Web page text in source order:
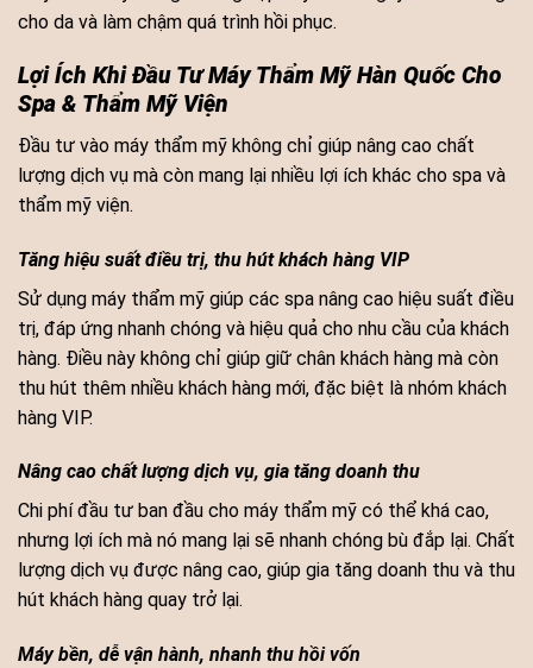
cho da và làm chậm quá trình hồi phục.
Lợi Ích Khi Đầu Tư Máy Thẩm Mỹ Hàn Quốc Cho
Spa & Thẩm Mỹ Viện
Đầu tư vào máy thẩm mỹ không chỉ giúp nâng cao chất
lượng dịch vụ mà còn mang lại nhiều lợi ích khác cho spa và
thẩm mỹ viện.
Tăng hiệu suất điều trị, thu hút khách hàng VIP
Sử dụng máy thẩm mỹ giúp các spa nâng cao hiệu suất điều
trị, đáp ứng nhanh chóng và hiệu quả cho nhu cầu của khách
hàng. Điều này không chỉ giúp giữ chân khách hàng mà còn
thu hút thêm nhiều khách hàng mới, đặc biệt là nhóm khách
hàng VIP.
Nâng cao chất lượng dịch vụ, gia tăng doanh thu
Chi phí đầu tư ban đầu cho máy thẩm mỹ có thể khá cao,
nhưng lợi ích mà nó mang lại sẽ nhanh chóng bù đắp lại. Chất
lượng dịch vụ được nâng cao, giúp gia tăng doanh thu và thu
hút khách hàng quay trở lại.
Máy bền, dễ vận hành, nhanh thu hồi vốn